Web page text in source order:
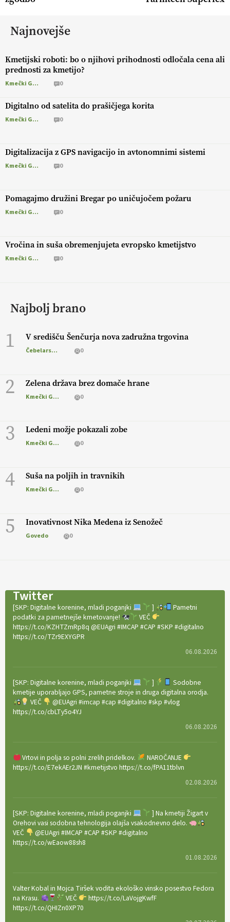
Najnovejše
Kmetijski roboti: bo o njihovi prihodnosti odločala cena ali
prednosti za kmetijo?
Kmečki Glas 0
Digitalno od satelita do prašičjega korita
Kmečki Glas 0
Digitalizacija z GPS navigacijo in avtonomnimi sistemi
Kmečki Glas 0
Pomagajmo družini Bregar po uničujočem požaru
Kmečki Glas 0
Vročina in suša obremenjujeta evropsko kmetijstvo
Kmečki Glas 0
Najbolj brano
1 V središču Šenčurja nova zadružna trgovina
Čebelarstvo 0
2 Zelena država brez domače hrane
Kmečki Glas 0
3 Ledeni možje pokazali zobe
Kmečki Glas 0
4 Suša na poljih in travnikih
Kmečki Glas 0
5 Inovativnost Nika Medena iz Senožeč
Govedo 0
Twitter
[SKP: Digitalne korenine, mladi poganjki ]
Pametni
podatki za pametnejše kmetovanje!
VEČ
https://t.co/KZHTZmRp8q @EUAgri #IMCAP #CAP #SKP #digitalno
https://t.co/TZr9EXYGPR
06.08.2026
[SKP: Digitalne korenine, mladi poganjki ]
Sodobne
kmetije uporabljajo GPS, pametne stroje in druga digitalna orodja.
VEČ
@EUAgri #imcap #cap #digitalno #skp #vlog
https://t.co/cbLTy5o4YJ
06.08.2026
Vrtovi in polja so polni zrelih pridelkov.
NAROČANJE
https://t.co/E7ekAEr2JN #kmetijstvo https://t.co/fPA11tblvn
02.08.2026
[SKP: Digitalne korenine, mladi poganjki
] Na kmetiji Žigart v
Orehovi vasi sodobna tehnologija olajša vsakodnevno delo.
VEČ
@EUAgri #IMCAP #CAP #SKP #digitalno
https://t.co/wEaow88sh8
01.08.2026
Valter Kobal in Mojca Tiršek vodita ekološko vinsko posestvo Fedora
na Krasu.
VEČ
https://t.co/LaVojgKwfF
https://t.co/QHIZn0XP70